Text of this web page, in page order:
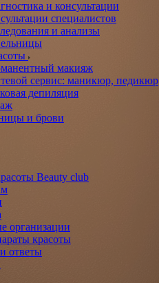
и консультации
специалистов
и анализы
макияж
сервис: маникюр, педикюр
депиляция
и брови
Beauty club
организации
красоты
ответы